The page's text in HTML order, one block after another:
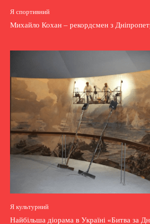
Я спортивний
Михайло Кохан – рекордсмен з
Я культурний
Найбільша діорама в Україні «Битва за